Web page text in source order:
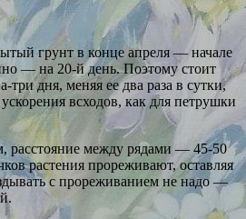
грунт в конце апреля — начале
— на 20-й день. Поэтому стоит
три дня, меняя ее два раза в сутки,
всходов, как для петрушки
расстояние между рядами — 45-50
растения прореживают, оставляя
с прореживанием не надо —